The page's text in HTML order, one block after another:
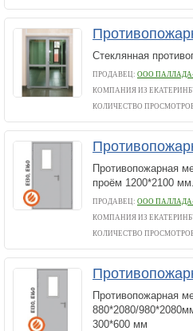
Стеклянная
ПРОДАВЕЦ: ООО
КОМПАНИЯ ИЗ
КОЛИЧЕСТВО
Противопожарная
проём 1200*2100
ПРОДАВЕЦ: ООО
КОМПАНИЯ ИЗ
КОЛИЧЕСТВО
Противопожарная
880*2080/
300*600 мм